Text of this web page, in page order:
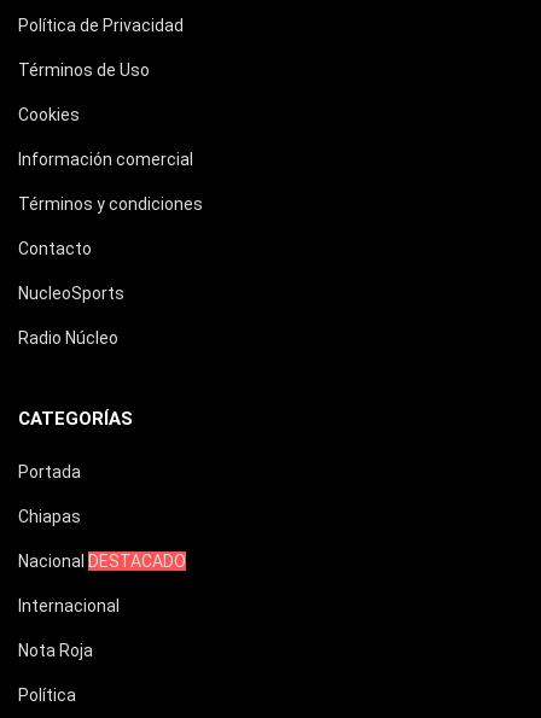
Política de Privacidad
Términos de Uso
Cookies
Información comercial
Términos y condiciones
Contacto
NucleoSports
Radio Núcleo
CATEGORÍAS
Portada
Chiapas
Nacional DESTACADO
Internacional
Nota Roja
Política